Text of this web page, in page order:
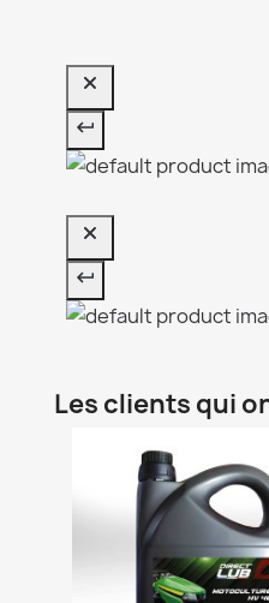
Les clients qui